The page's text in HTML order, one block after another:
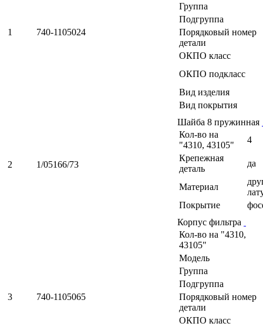
1 740-1105024
Группа
Подгруппа
Порядковый номер
детали
ОКПО класс
ОКПО подкласс
Вид изделия
Вид покрытия
2 1/05166/73
Шайба 8 пружинная
Кол-во на
"4310, 43105"
4
Крепежная
деталь
да
Материал
Покрытие
3 740-1105065
Корпус фильтра
Кол-во на "4310,
43105"
Модель
Группа
Подгруппа
Порядковый номер
детали
ОКПО класс